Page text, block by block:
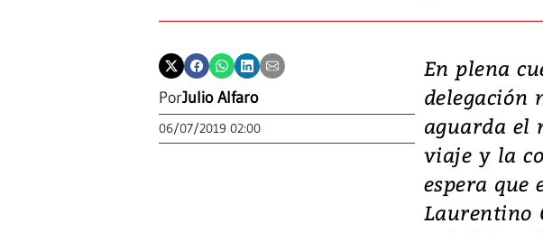
PorJulio Alfaro
06/07/2019 02:00
En plena
delegación
aguarda el
viaje y la
espera que
Laurentino
en